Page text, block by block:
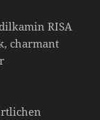
RISA
charmant